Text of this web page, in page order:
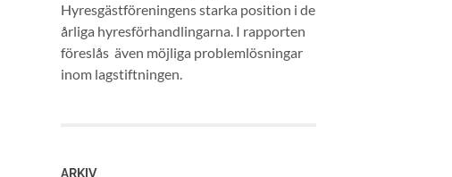
Hyresgästföreningens starka position i de
årliga hyresförhandlingarna. I rapporten
föreslås även möjliga problemlösningar
inom lagstiftningen.
ARKIV